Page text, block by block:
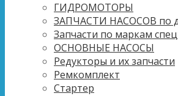
ГИДРОМОТОРЫ
ЗАПЧАСТИ НАСОСОВ по
Запчасти по маркам
ОСНОВНЫЕ НАСОСЫ
Редукторы и их запчасти
Ремкомплект
Стартер